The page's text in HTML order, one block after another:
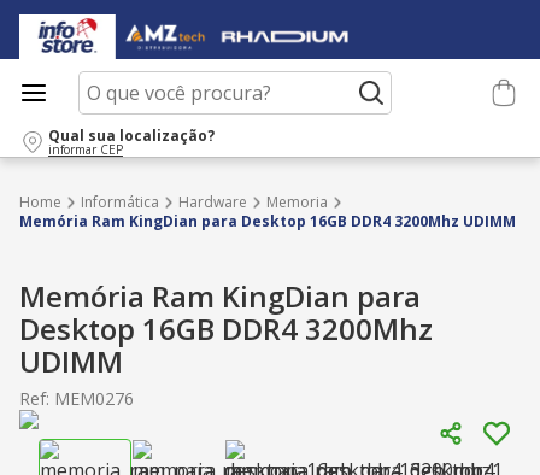
O que você procura?
Qual sua localização?
informar CEP
Informática Hardware
Memoria
Memória Ram KingDian para Desktop 16GB DDR4 3200Mhz UDIMM
Memória Ram KingDian para
Desktop 16GB DDR4 3200Mhz
UDIMM
Ref: MEM0276